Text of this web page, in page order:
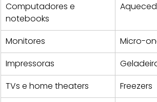
Computadores e
notebooks
Monitores
Micro-
Impressoras
TVs e home theaters
Freezers